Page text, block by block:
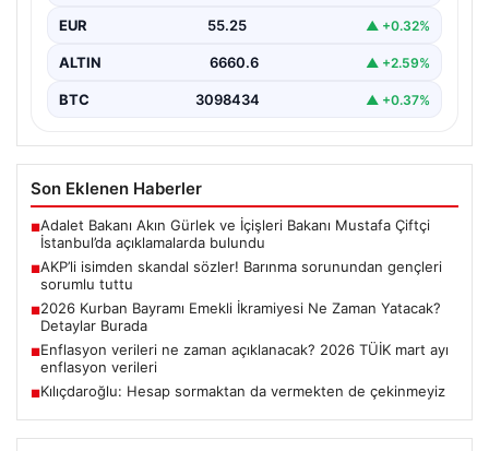
EUR 55.25 ▲ +0.32%
ALTIN 6660.6 ▲ +2.59%
BTC 3098434 ▲ +0.37%
Son Eklenen Haberler
■Adalet Bakanı Akın Gürlek ve İçişleri Bakanı Mustafa Çiftçi
İstanbul’da açıklamalarda bulundu
■AKP’li isimden skandal sözler! Barınma sorunundan gençleri
sorumlu tuttu
■2026 Kurban Bayramı Emekli İkramiyesi Ne Zaman Yatacak?
Detaylar Burada
■Enflasyon verileri ne zaman açıklanacak? 2026 TÜİK mart ayı
enflasyon verileri
■Kılıçdaroğlu: Hesap sormaktan da vermekten de çekinmeyiz